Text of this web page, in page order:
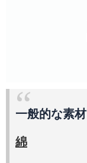
一般的な素材
綿